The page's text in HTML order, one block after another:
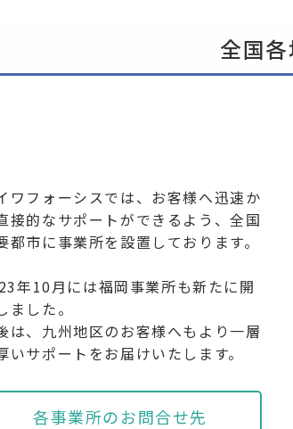
全国
ワフォーシスでは、お客様へ迅速か
接的なサポートができるよう、全国
都市に事業所を設置しております。
年10月には福岡事業所も新たに開
ました。
は、九州地区のお客様へもより一層
いサポートをお届けいたします。
各事業所のお問合せ先